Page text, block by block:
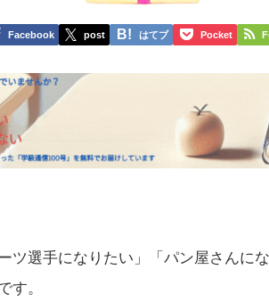
Facebook post はてブ Pocket
ツ選手になりたい」「パン屋さんに
す。